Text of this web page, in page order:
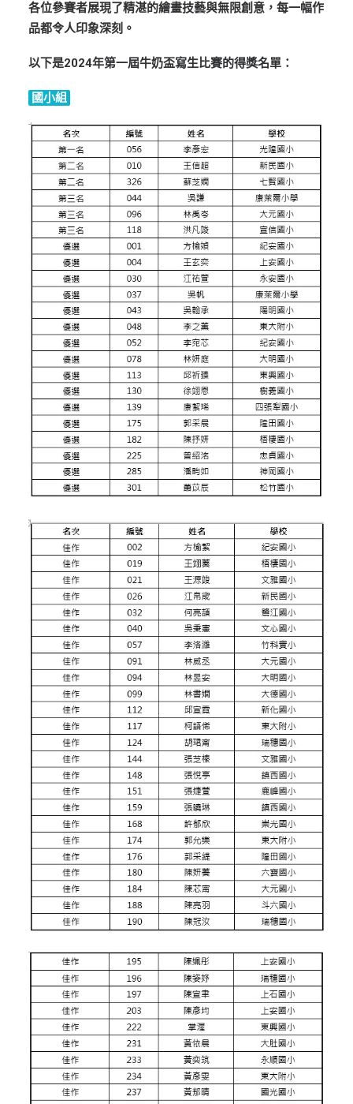
FACEBOOK
搜尋
各位參賽者展現了精湛的繪畫技藝與無限創意，每一幅作
品都令人印象深刻。
以下是2024年第一屆牛奶盃寫生比賽的得獎名單：
國小組